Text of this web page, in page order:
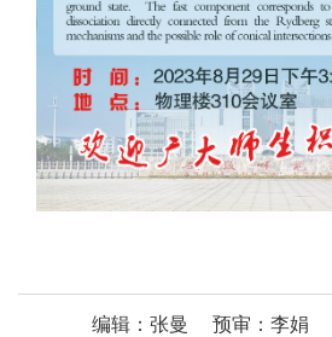
编辑：张曼 预审：李娟